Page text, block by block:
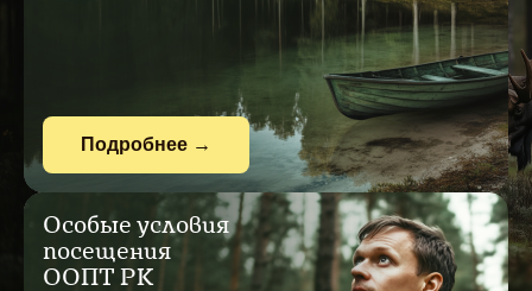
Подробнее →
Особые условия
посещения
ООПТ РК